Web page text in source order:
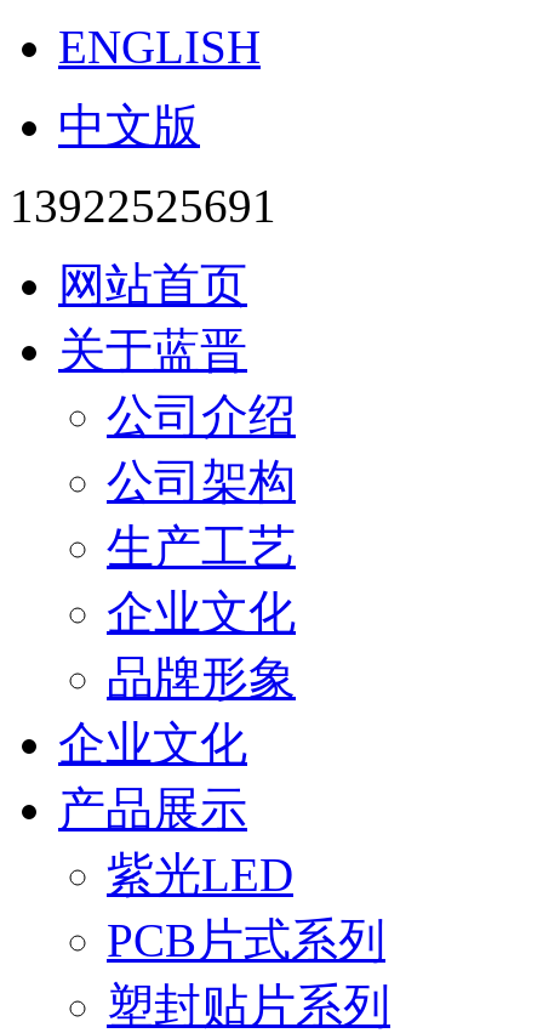
ENGLISH
中文版
13922525691
网站首页
关于蓝晋
公司介绍
公司架构
生产工艺
企业文化
品牌形象
企业文化
产品展示
紫光LED
PCB片式系列
塑封贴片系列